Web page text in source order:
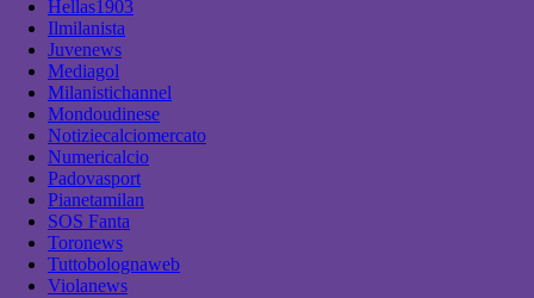
Hellas1903
Ilmilanista
Juvenews
Mediagol
Milanistichannel
Mondoudinese
Notiziecalciomercato
Numericalcio
Padovasport
Pianetamilan
SOS Fanta
Toronews
Tuttobolognaweb
Violanews